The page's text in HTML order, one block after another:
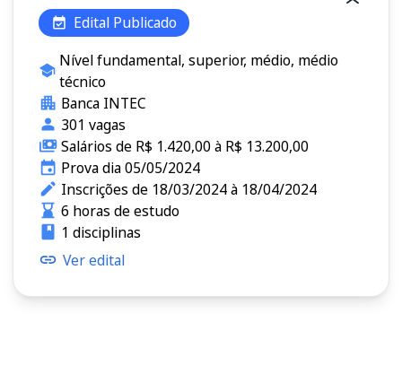
Edital Publicado
Nível fundamental, superior, médio, médio
técnico
Banca INTEC
301 vagas
Salários de R$ 1.420,00 à R$ 13.200,00
Prova dia 05/05/2024
Inscrições de 18/03/2024 à 18/04/2024
6 horas de estudo
1 disciplinas
Ver edital